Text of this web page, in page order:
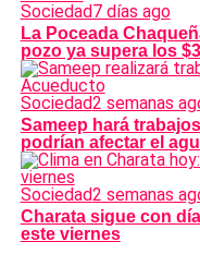
Sociedad7 días ago
La Poceada
pozo ya supera los
Sociedad2 semanas
Sameep hará
podrían afectar el
Sociedad2 semanas
Charata sigue con
este viernes